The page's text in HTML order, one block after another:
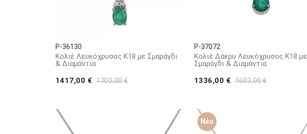
P-36130
Κολιέ Λευκόχρυσος Κ18 με Σμαράγδι
& Διαμάντια
1417,00 € 1700,00 €
P-37072
Κολιέ Δάκρυ Λευκόχρυσος Κ18 με
Σμαράγδι & Διαμάντια
1336,00 € 1603,00 €
Νέο